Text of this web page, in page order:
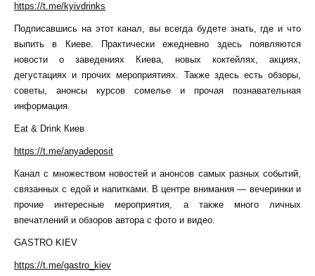
https://t.me/kyivdrinks
Подписавшись на этот канал, вы всегда будете знать, где и что
выпить в Киеве. Практически ежедневно здесь появляются
новости о заведениях Киева, новых коктейлях, акциях,
дегустациях и прочих мероприятиях. Также здесь есть обзоры,
советы, анонсы курсов сомелье и прочая познавательная
информация.
Eat & Drink Киев
https://t.me/anyadeposit
Канал с множеством новостей и анонсов самых разных событий,
связанных с едой и напитками. В центре внимания — вечеринки и
прочие интересные мероприятия, а также много личных
впечатлений и обзоров автора с фото и видео.
GASTRO KIEV
https://t.me/gastro_kiev